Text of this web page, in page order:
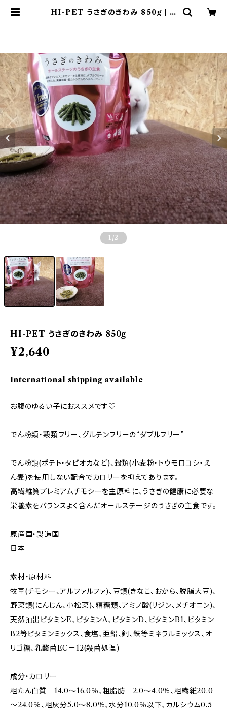
HI-PET うさぎのきわみ 850g | う
1 /2
HI-PET うさぎのきわみ 850g
¥2,640
International shipping available
お腹のゆるい子におススメです♡
でん粉類・穀類フリー、グルテンフリーの“ダブルフリー”
でん粉類(ポテト・タピオカなど)、穀類(小麦粉・トウモロコシ・え
ん麦)を使用しない配合でカロリーを抑えてあります。
高繊維質プレミアムチモシーを主原料に、うさぎの健康に必要な
栄養素をバランスよく含んだオールステージのうさぎの主食です。
原産国・製造国
日本
素材・原材料
牧草(チモシー、アルファルファ)、豆類(きなこ、おから、脱脂大豆)、
野菜類(にんじん、小松菜)、糟糖類、アミノ酸(リジン、メチオニン)、
天然抽出ビタミンE、ビタミンA、ビタミンD、ビタミンB1、ビタミン
B2等ビタミンミックス、食塩、亜鉛、銅、鉄等ミネラルミックス、オ
リゴ糖、乳酸菌EC－12(殺菌処理)
成分・カロリー
粗たん白質 14.0～16.0％、粗脂肪 2.0～4.0％、粗繊維20.0
～24.0％、粗灰分5.0～8.0％、水分10.0％以下、カルシウム0.5